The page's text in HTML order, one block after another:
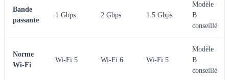
Bande
passante
1 Gbps 2 Gbps 1.5 Gbps
Modèle
B
conseillé
Norme
Wi-Fi
Wi-Fi 5 Wi-Fi 6 Wi-Fi 5
Modèle
B
conseillé